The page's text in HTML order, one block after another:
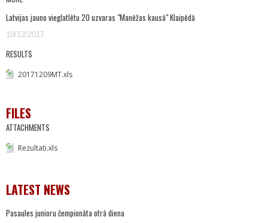
Latvijas jauno vieglatlētu 20 uzvaras "Manēžas kausā" Klaipēdā
10/12/2017
RESULTS
20171209MT.xls
FILES
ATTACHMENTS
Rezultati.xls
LATEST NEWS
Pasaules junioru čempionāta otrā diena